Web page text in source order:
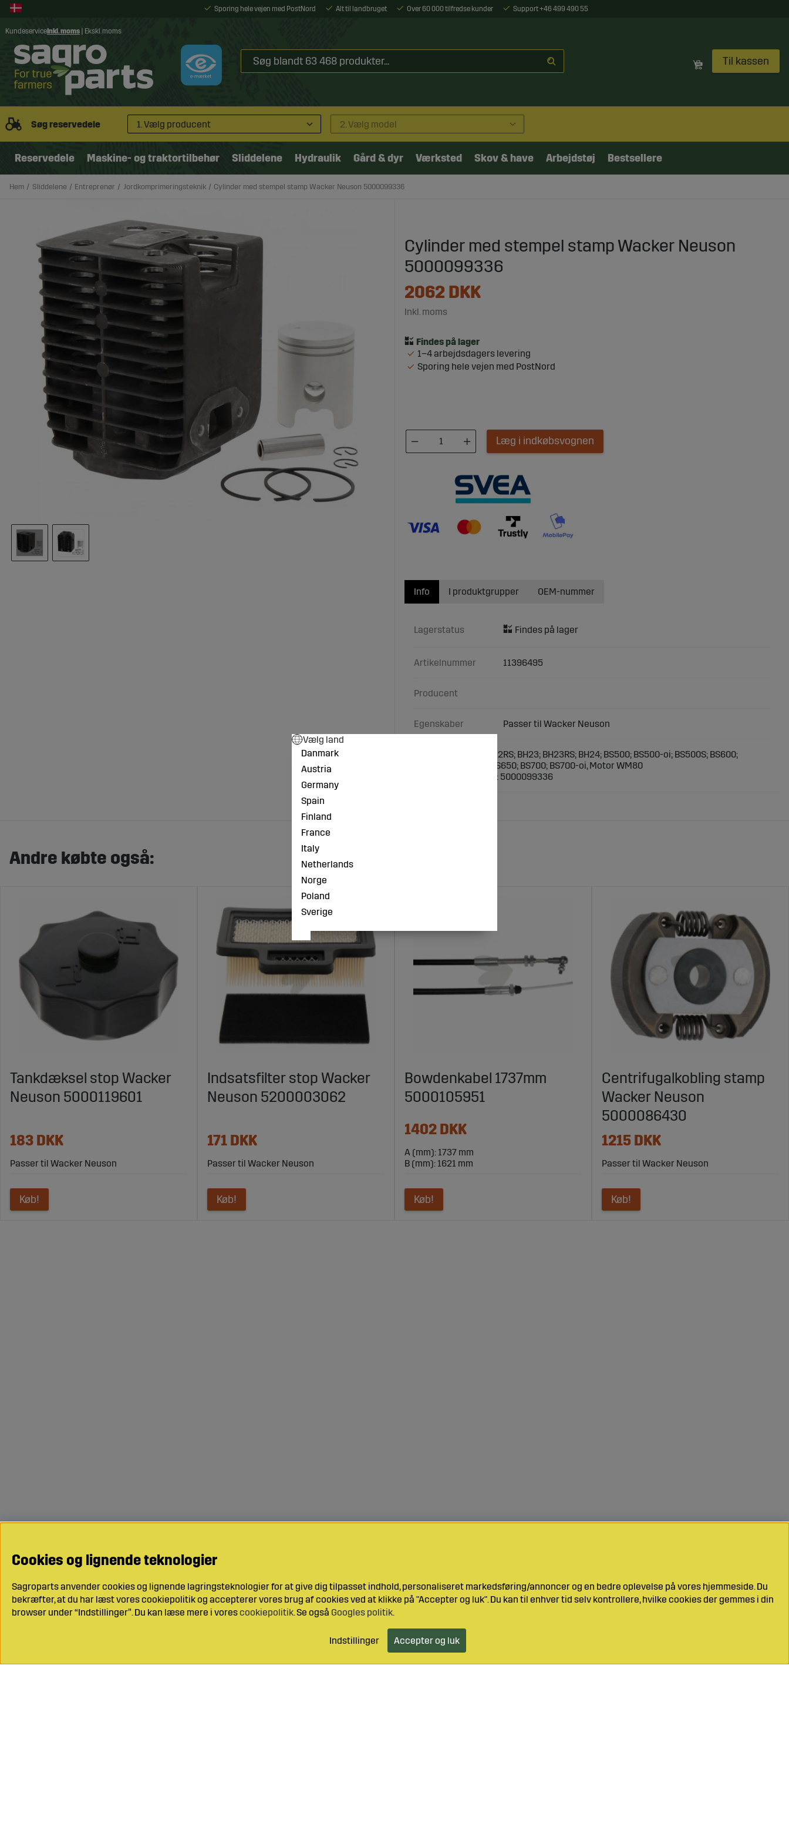
Sporing hele vejen med PostNord Alt til landbruget Over 60 000 tilfredse kunder Support +46 499 490 55
Kundeservice Inkl. moms Ekskl. moms
Til kassen
Søg reservedele 1. Vælg producent 2. Vælg model
Reservedele Maskine- og traktortilbehør Sliddelene Hydraulik Gård & dyr Værksted Skov & have Arbejdstøj Bestsellere
Hem Sliddelene Entreprenør Jordkomprimeringsteknik Cylinder med stempel stamp Wacker Neuson 5000099336
Cylinder med stempel stamp Wacker Neuson
5000099336
2062 DKK
Inkl. moms
1–4 arbejdsdagers levering
Sporing hele vejen med PostNord
Læg i indkøbsvognen
Info
Lagerstatus
Artikelnummer 11396495
Producent
Egenskaber Passer til Wacker Neuson
Passer til: BH22; BH22RS; BH23; BH23RS; BH24; BS500; BS500-oi; BS500S; BS600;
BS600S; BS600-oi; BS650; BS700; BS700-oi, Motor WM80
Sammenlignings-nr.: 5000099336
I produktgrupper OEM-nummer
Andre købte også:
Tankdæksel stop Wacker
Neuson 5000119601
183 DKK
Passer til Wacker Neuson
Køb!
Indsatsfilter stop Wacker
Neuson 5200003062
171 DKK
Passer til Wacker Neuson
Køb!
Bowdenkabel 1737mm
5000105951
1402 DKK
A (mm): 1737 mm
B (mm): 1621 mm
Køb!
Centrifugalkobling stamp
Wacker Neuson
5000086430
1215 DKK
Passer til Wacker Neuson
Køb!
Cookies og lignende teknologier
Sagroparts anvender cookies og lignende lagringsteknologier for at give dig tilpasset indhold, personaliseret markedsføring/annoncer og en bedre oplevelse på vores hjemmeside. Du
bekræfter, at du har læst vores cookiepolitik og accepterer vores brug af cookies ved at klikke på "Accepter og luk". Du kan til enhver tid selv kontrollere, hvilke cookies der gemmes i din
browser under “Indstillinger”. Du kan læse mere i vorescookiepolitik. Se også Googles politik.
Indstillinger Accepter og luk
Vælg land
Danmark
Austria
Germany
Spain
Finland
France
Italy
Netherlands
Norge
Poland
Sverige